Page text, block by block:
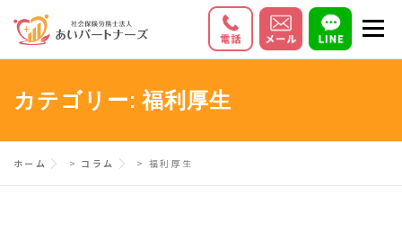
テ
ツ
へ
ス
メニ
カテゴリー:福利厚生
ホーム > コラム > 福利厚生